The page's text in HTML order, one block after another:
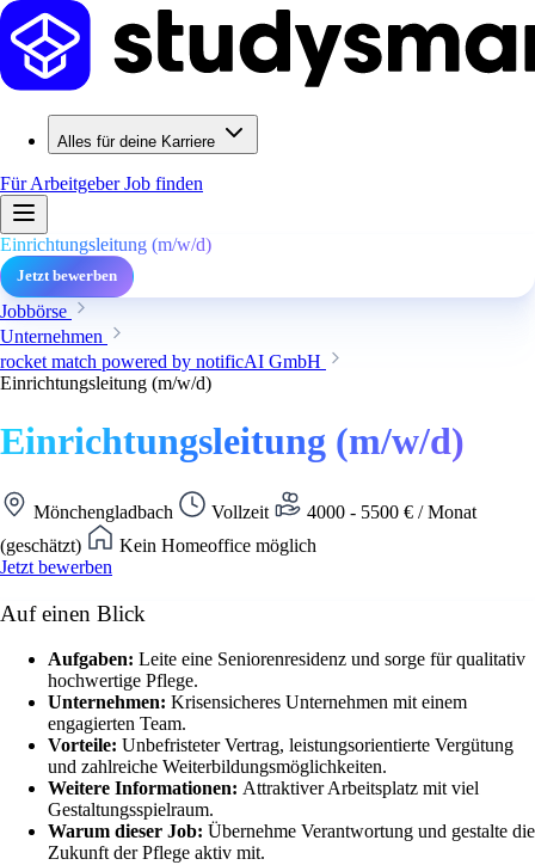
Alles für deine Karriere
Für ArbeitgeberJob finden
Einrichtungsleitung (m/w/d)
Jetzt bewerben
Jobbörse
Unternehmen
rocket match powered by notificAI GmbH
Einrichtungsleitung (m/w/d)
Einrichtungsleitung (m/w/d)
Mönchengladbach Vollzeit
4000 - 5500 € / Monat
(geschätzt)
Kein Homeoffice möglich
Jetzt bewerben
Auf einen Blick
Aufgaben: Leite eine Seniorenresidenz und sorge für qualitativ
hochwertige Pflege.
Unternehmen: Krisensicheres Unternehmen mit einem
engagierten Team.
Vorteile: Unbefristeter Vertrag, leistungsorientierte Vergütung
und zahlreiche Weiterbildungsmöglichkeiten.
Weitere Informationen: Attraktiver Arbeitsplatz mit viel
Gestaltungsspielraum.
Warum dieser Job: Übernehme Verantwortung und gestalte die
Zukunft der Pflege aktiv mit.